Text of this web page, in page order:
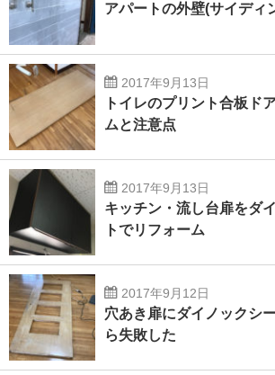
アパートの外壁(サイディ
2017年9月13日
トイレのプリント合板ド
ムと注意点
2017年9月13日
キッチン・流し台扉をダ
トでリフォーム
2017年9月12日
穴あき扉にダイノックシ
ら失敗した